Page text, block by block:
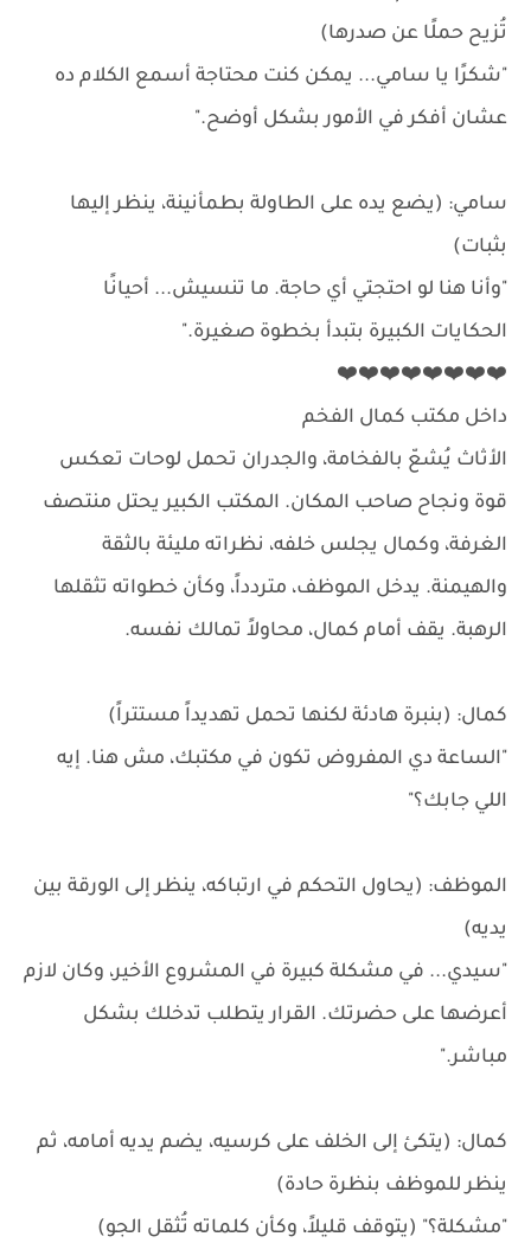
تُزيح حملًا عن صدرها)
"شكرًا يا سامي... يمكن كنت محتاجة أسمع الكلام ده
عشان أفكر في الأمور بشكل أوضح."
سامي: (يضع يده على الطاولة بطمأنينة، ينظر إليها
بثبات)
"وأنا هنا لو احتجتي أي حاجة. ما تنسيش... أحيانًا
الحكايات الكبيرة بتبدأ بخطوة صغيرة."
❤️❤️❤️❤️❤️❤️❤️❤️
داخل مكتب كمال الفخم
الأثاث يُشعّ بالفخامة، والجدران تحمل لوحات تعكس
قوة ونجاح صاحب المكان. المكتب الكبير يحتل منتصف
الغرفة، وكمال يجلس خلفه، نظراته مليئة بالثقة
والهيمنة. يدخل الموظف، متردداً، وكأن خطواته تثقلها
الرهبة. يقف أمام كمال، محاولاً تمالك نفسه.
كمال: (بنبرة هادئة لكنها تحمل تهديداً مستتراً)
"الساعة دي المفروض تكون في مكتبك، مش هنا. إيه
اللي جابك؟"
الموظف: (يحاول التحكم في ارتباكه، ينظر إلى الورقة بين
يديه)
"سيدي... في مشكلة كبيرة في المشروع الأخير، وكان لازم
أعرضها على حضرتك. القرار يتطلب تدخلك بشكل
مباشر."
كمال: (يتكئ إلى الخلف على كرسيه، يضم يديه أمامه، ثم
ينظر للموظف بنظرة حادة)
"مشكلة؟" (يتوقف قليلاً، وكأن كلماته تُثقل الجو)